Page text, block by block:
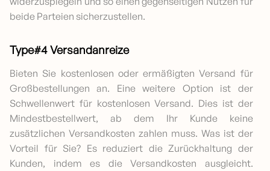
beide Parteien sicherzustellen.
Type#4 Versandanreize
Bieten Sie kostenlosen oder ermäßigten Versand für
Großbestellungen an. Eine weitere Option ist der
Schwellenwert für kostenlosen Versand. Dies ist der
Mindestbestellwert, ab dem Ihr Kunde keine
zusätzlichen Versandkosten zahlen muss. Was ist der
Vorteil für Sie? Es reduziert die Zurückhaltung der
Kunden, indem es die Versandkosten ausgleicht.